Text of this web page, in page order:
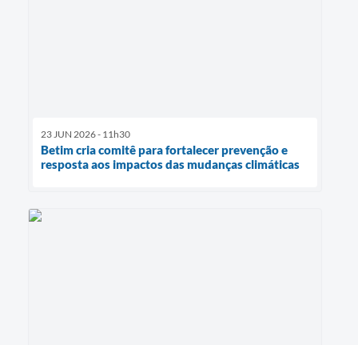
23 JUN 2026 - 11h30
Betim cria comitê para fortalecer prevenção e
resposta aos impactos das mudanças climáticas